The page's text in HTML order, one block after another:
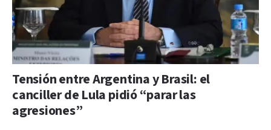
Tensión entre Argentina y Brasil: el
canciller de Lula pidió “parar las
agresiones”